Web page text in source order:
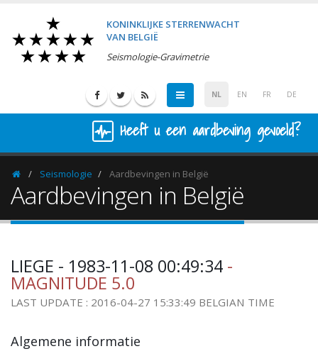
KONINKLIJKE STERRENWACHT
VAN BELGIË
Seismologie-Gravimetrie
NL EN FR DE
Heeft u een aardbeving gevoeld?
HomepageSeismologie Aardbevingen in België
Aardbevingen in België
LIEGE - 1983-11-08 00:49:34 -
MAGNITUDE 5.0
LAST UPDATE : 2016-04-27 15:33:49 BELGIAN TIME
Algemene informatie